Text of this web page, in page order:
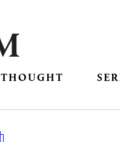
THOUGHT